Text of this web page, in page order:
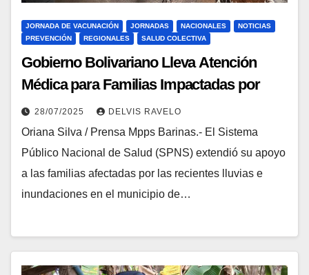
JORNADA DE VACUNACIÓN JORNADAS NACIONALES
NOTICIAS
PREVENCIÓN
REGIONALES SALUD COLECTIVA
Gobierno Bolivariano Lleva Atención
Médica para Familias Impactadas por
Lluvias en Barinas
28/07/2025 DELVIS RAVELO
Oriana Silva / Prensa Mpps Barinas.- El Sistema
Público Nacional de Salud (SPNS) extendió su apoyo
a las familias afectadas por las recientes lluvias e
inundaciones en el municipio de…